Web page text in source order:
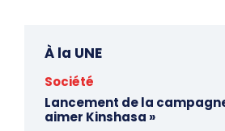
À la UNE
Société
Lancement de la
aimer Kinshasa »